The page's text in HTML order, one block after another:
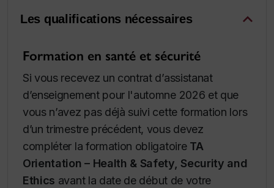
Les qualifications nécessaires
Formation en santé et sécurité
Si vous recevez un contrat d’assistanat
d’enseignement pour l'automne 2026 et que
vous n’avez pas déjà suivi cette formation lors
d’un trimestre précédent, vous devez
compléter la formation obligatoire TA
Orientation – Health & Safety, Security and
Ethics avant la date de début de votre